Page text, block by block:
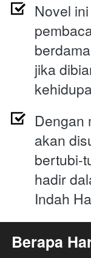
Novel
jika
Dengan
akan
bertubi-
hadir
Indah
Berapa